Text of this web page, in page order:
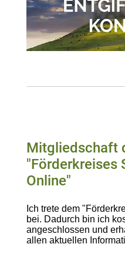
Mitgliedschaft
"Förderkreises
Online"
Ich trete dem
bei. Dadurch bin ich
angeschlossen und
allen aktuellen